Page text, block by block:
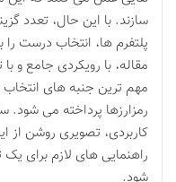
سازند. با این حال، تعدد
پلتفرم ها، انتخاب درست
مقاله، با رویکردی جامع و
مهم ترین جنبه های
رمزارزها پرداخته می شود.
کاربردی، تصویری روشن از
راهنمایی های لازم برای یک